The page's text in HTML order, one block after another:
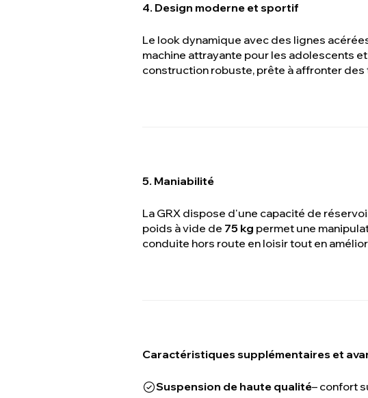
4. Design moderne et sportif
Le look dynamique avec des lignes
machine attrayante pour les adolescents
construction robuste, prête à affronter
5. Maniabilité
La GRX dispose d'une capacité de
poids à vide de 75 kg permet une
conduite hors route en loisir tout en
Caractéristiques supplémentaires et
Suspension de haute qualité– confort